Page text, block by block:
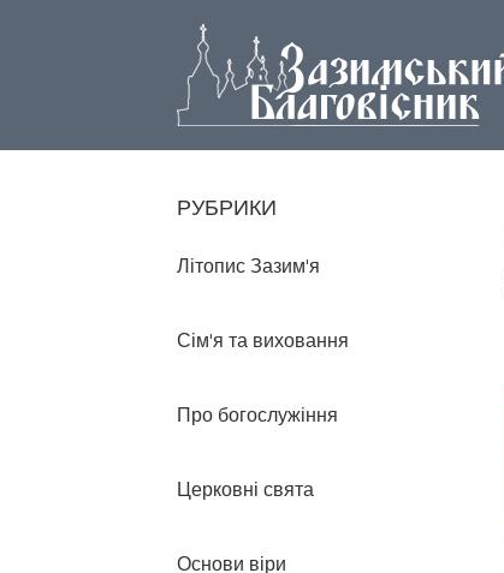
РУБРИКИ
Літопис Зазим'я
Сім'я та виховання
Про богослужіння
Церковні свята
Основи віри